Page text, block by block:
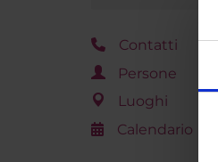
Contatti
Persone
Luoghi
Calendario